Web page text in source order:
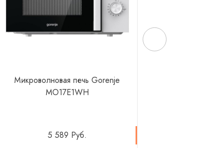
Микроволновая печь Gorenje
MO17E1WH
5 589 Руб.